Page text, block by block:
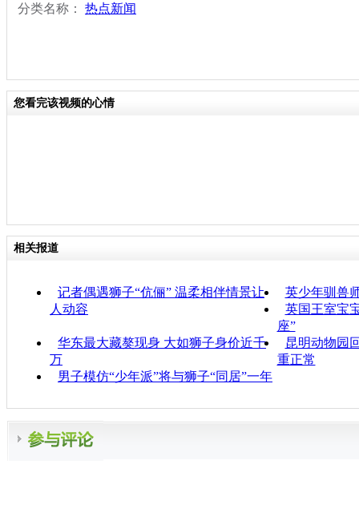
分类名称： 热点新闻
您看完该视频的心情
相关报道
记者偶遇狮子“伉俪” 温柔相伴情景让
人动容
英少年驯兽
英国王室宝
座”
华东最大藏獒现身 大如狮子身价近千
万
昆明动物园
重正常
男子模仿“少年派”将与狮子“同居”一年